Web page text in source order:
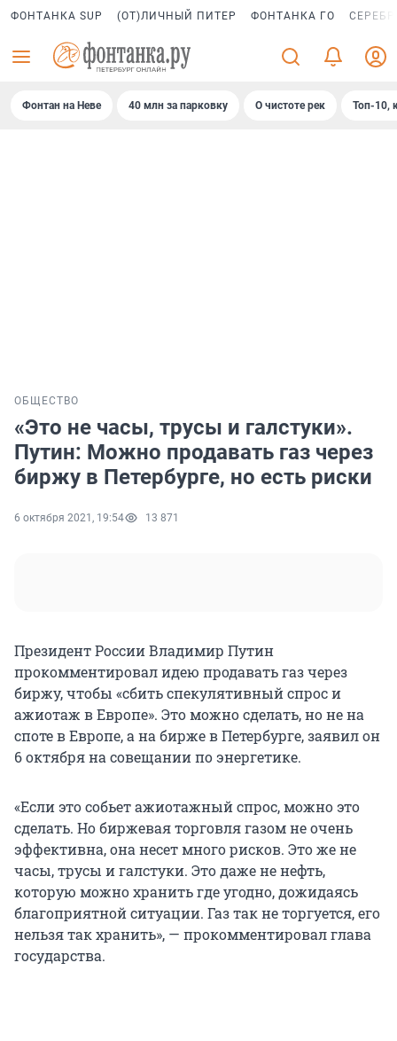
ФОНТАНКА SUP (ОТ)ЛИЧНЫЙ ПИТЕР ФОНТАНКА ГО
Фонтан на Неве 40 млн за парковку О чистоте рек Топ-10,
ОБЩЕСТВО
«Это не часы, трусы и галстуки».
Путин: Можно продавать газ через
биржу в Петербурге, но есть риски
6 октября 2021, 19:54 13 871
Президент России Владимир Путин
прокомментировал идею продавать газ через
биржу, чтобы «сбить спекулятивный спрос и
ажиотаж в Европе». Это можно сделать, но не на
споте в Европе, а на бирже в Петербурге, заявил он
6 октября на совещании по энергетике.
«Если это собьет ажиотажный спрос, можно это
сделать. Но биржевая торговля газом не очень
эффективна, она несет много рисков. Это же не
часы, трусы и галстуки. Это даже не нефть,
которую можно хранить где угодно, дожидаясь
благоприятной ситуации. Газ так не торгуется, его
нельзя так хранить», — прокомментировал глава
государства.